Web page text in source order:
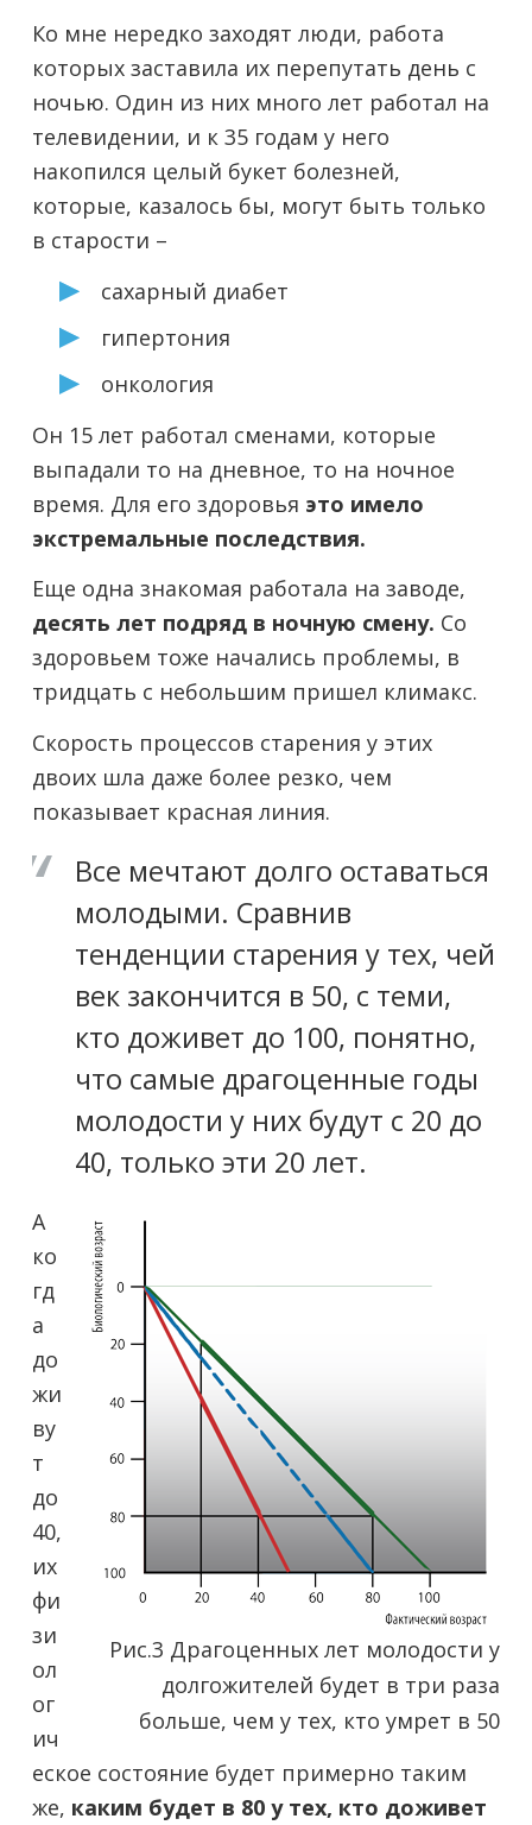
Ко мне нередко заходят люди, работа
которых заставила их перепутать день с
ночью. Один из них много лет работал на
телевидении, и к 35 годам у него
накопился целый букет болезней,
которые, казалось бы, могут быть только
в старости –
сахарный диабет
гипертония
онкология
Он 15 лет работал сменами, которые
выпадали то на дневное, то на ночное
время. Для его здоровья это имело
экстремальные последствия.
Еще одна знакомая работала на заводе,
десять лет подряд в ночную смену. Со
здоровьем тоже начались проблемы, в
тридцать с небольшим пришел климакс.
Скорость процессов старения у этих
двоих шла даже более резко, чем
показывает красная линия.
Все мечтают долго оставаться
молодыми. Сравнив
тенденции старения у тех, чей
век закончится в 50, с теми,
кто доживет до 100, понятно,
что самые драгоценные годы
молодости у них будут с 20 до
40, только эти 20 лет.
Рис.3 Драгоценных лет молодости у
долгожителей будет в три раза
больше, чем у тех, кто умрет в 50
А
ко
гд
а
до
жи
ву
т
до
40,
их
фи
зи
ол
ог
ич
еское состояние будет примерно таким
же, каким будет в 80 у тех, кто доживет